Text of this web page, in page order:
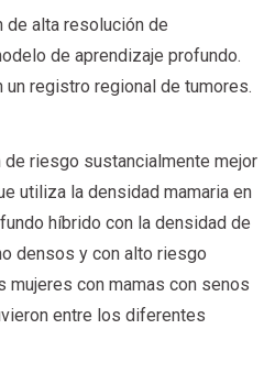
alta resolución de
de aprendizaje profundo.
registro regional de tumores.
riesgo sustancialmente mejor
utiliza la densidad mamaria en
híbrido con la densidad de
densos y con alto riesgo
mujeres con mamas con senos
entre los diferentes